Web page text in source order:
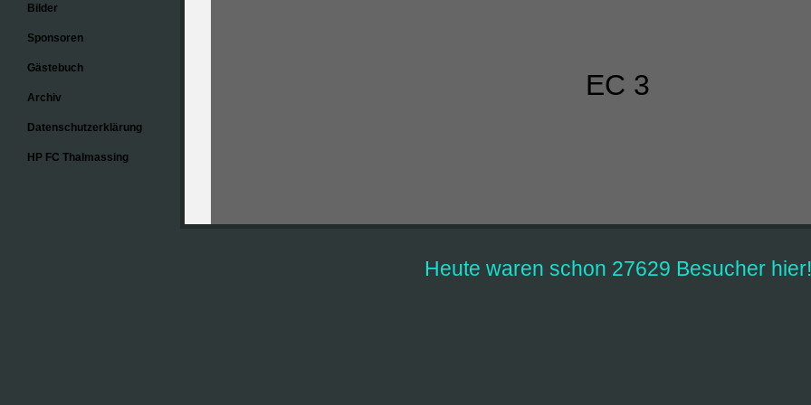
Bilder
Sponsoren
Gästebuch
Archiv
Datenschutz­erklärung
HP FC Thalmassing
EC 3
Heute waren schon 27629 Besucher hier!